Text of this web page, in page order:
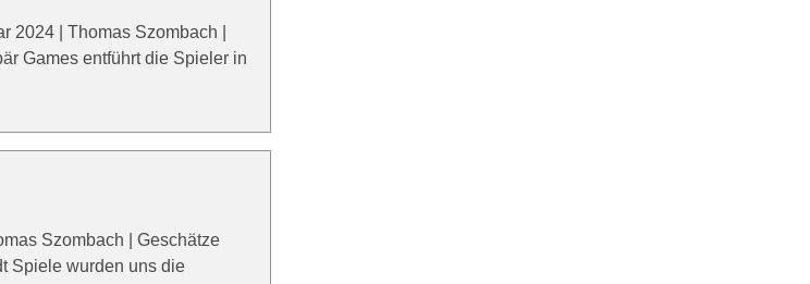
2024 | Thomas Szombach |
Games entführt die Spieler in
Szombach | Geschätze
Spiele wurden uns die